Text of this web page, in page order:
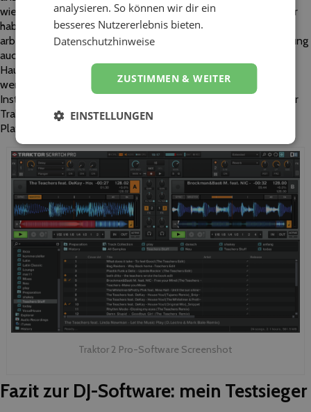
wieder von euch angelegt, Titel werden manuell importiert. Ihr
habt mit Traktor eine Software, die mit allen Midi-Controllern
arbeiten kann. Denn die Software lässt sich mit ein wenig Übung
auch selbst mappen. Auch wenn eine Midi-Konsole nicht von
Hause aus unterstützt wird, so kann man sich selbst mit ein
wenig Aufwand die Konsole programmieren. Auch Native
Instruments bietet selbst diverse Audio-Interfaces speziell für
Traktor an, mit denen ihr über Timecode, CD-Player und
Plattenspieler eure mp3s wiedergeben und steuern könnt.
Traktor 2 Pro-Software Screenshot
Fazit zur DJ-Software: mein Testsieger
analysieren. So können wir dir ein
besseres Nutzererlebnis bieten.
Datenschutzhinweise
ZUSTIMMEN & WEITER
EINSTELLUNGEN